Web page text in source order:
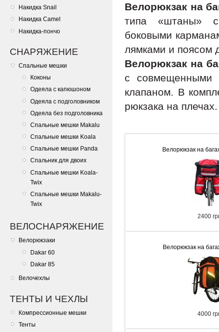
Накидка Snail
Накидка Camel
Накидка-пончо
СНАРЯЖЕНИЕ
Спальные мешки
Коконы
Одеяла с капюшоном
Одеяла с подголовником
Одеяла без подголовника
Спальные мешки Makalu
Спальные мешки Koala
Спальные мешки Panda
Спальник для двоих
Спальные мешки Koala-
Twix
Спальные мешки Makalu-
Twix
ВЕЛОСНАРЯЖЕНИЕ
Велорюкзаки
Dakar 60
Dakar 85
Велочехлы
ТЕНТЫ И ЧЕХЛЫ
Компрессионные мешки
Тенты
Велорюкзак на
типа «штаны»
боковыми
лямками и поясом
Велорюкзак на
с совмещенными
клапаном. В
рюкзака на плечах.
Велорюкзак на
2400
Велорюкзак на
4000